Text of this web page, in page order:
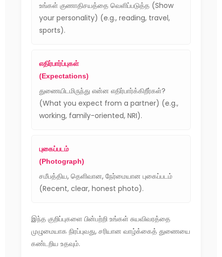
உங்கள் குணாதிசயத்தை வெளிப்படுத்த (Show
your personality) (e.g., reading, travel,
sports).
எதிர்பார்ப்புகள்
(Expectations)
துணையிடமிருந்து என்ன எதிர்பார்க்கிறீர்கள்?
(What you expect from a partner) (e.g.,
working, family-oriented, NRI).
புகைப்படம்
(Photograph)
சமீபத்திய, தெளிவான, நேர்மையான புகைப்படம்
(Recent, clear, honest photo).
இந்த குறிப்புகளை பின்பற்றி உங்கள் சுயவிவரத்தை
முழுமையாக நிரப்புவது, சரியான வாழ்க்கைத் துணையை
கண்டறிய உதவும்.